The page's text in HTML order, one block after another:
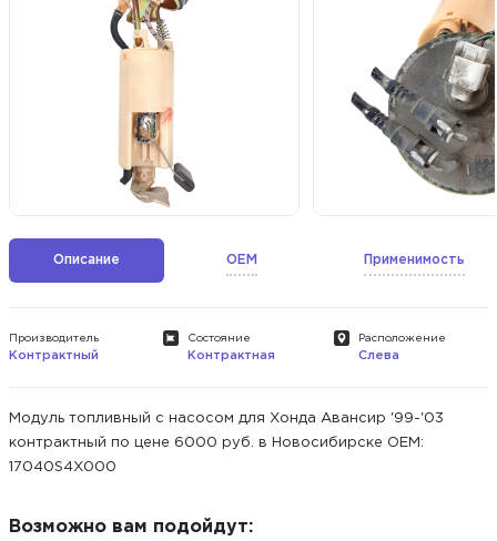
Описание OEM Применимость
Производитель
Контрактный
Состояние
Контрактная
Расположение
Слева
Модуль топливный с насосом для Хонда Авансир '99-'03
контрактный по цене 6000 руб. в Новосибирске ОЕМ:
17040S4X000
Возможно вам подойдут: